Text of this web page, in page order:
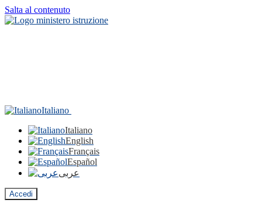
Salta al contenuto
Italiano
Italiano
English
Français
Español
عربى
Accedi